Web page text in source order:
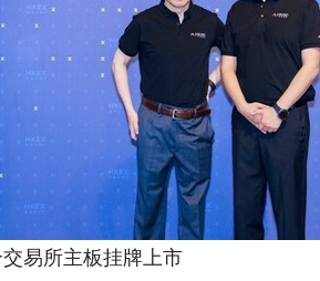
易所主板挂牌上市